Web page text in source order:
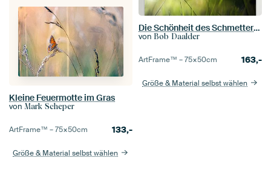
Kleine Feuermotte im Gras
von Mark Scheper
ArtFrame™ –75×50cm 133,-
Größe & Material selbst wählen
Die Schönheit des Schmetterlings
von Bob Daalder
ArtFrame™ –75×50cm 163,-
Größe & Material selbst wählen